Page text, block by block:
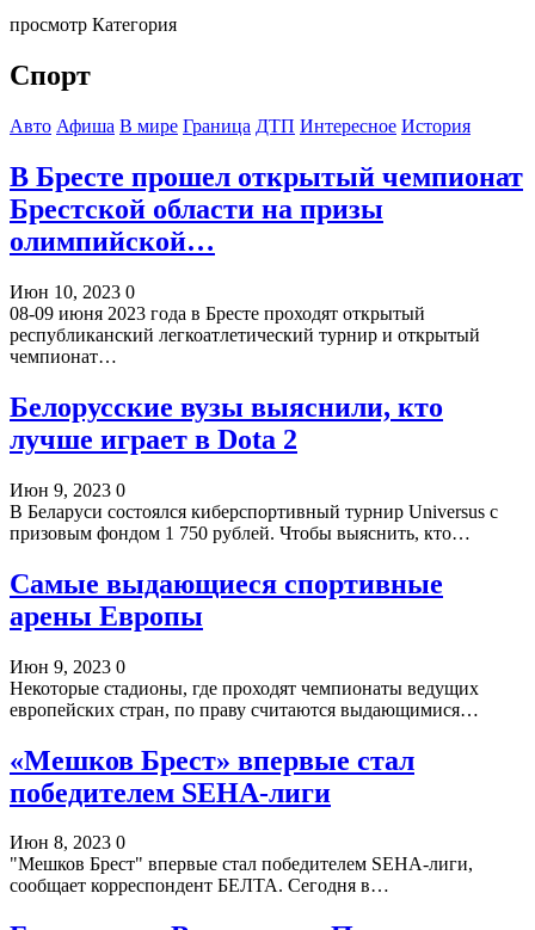
просмотр Категория
Спорт
Авто Афиша В мире Граница ДТП Интересное История
В Бресте прошел открытый чемпионат
Брестской области на призы
олимпийской…
Июн 10, 2023 0
08-09 июня 2023 года в Бресте проходят открытый
республиканский легкоатлетический турнир и открытый
чемпионат…
Белорусские вузы выяснили, кто
лучше играет в Dota 2
Июн 9, 2023 0
В Беларуси состоялся киберспортивный турнир Universus с
призовым фондом 1 750 рублей. Чтобы выяснить, кто…
Самые выдающиеся спортивные
арены Европы
Июн 9, 2023 0
Некоторые стадионы, где проходят чемпионаты ведущих
европейских стран, по праву считаются выдающимися…
«Мешков Брест» впервые стал
победителем SEHA-лиги
Июн 8, 2023 0
"Мешков Брест" впервые стал победителем SEHA-лиги,
сообщает корреспондент БЕЛТА. Сегодня в…